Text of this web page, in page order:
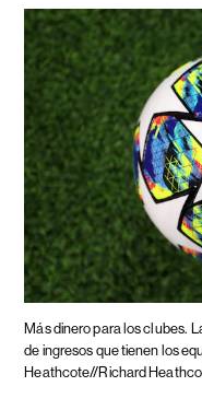
Más dinero para los clubes.
de ingresos que tienen los
Heathcote//Richard